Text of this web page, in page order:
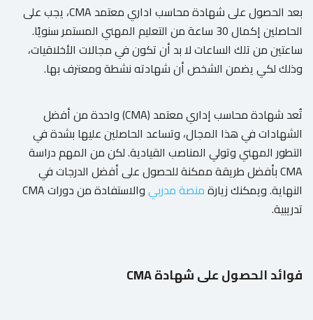
بعد الحصول على شهادة محاسب اداري معتمد CMA، يجب على
الحاصلين إكمال 30 ساعة من التعليم المهني المستمر سنويًا.
ساعتين من تلك الساعات لا بد أن تكون في مجالات الأخلاقيات،
وذلك لكي يضمن الشخص أن شهادته نشطة ومعترف بها.
تُعد شهادة محاسب إداري معتمد (CMA) واحدة من أفضل
الشهادات في هذا المجال، وتساعد الحاصلين عليها بشدة في
التطور المهني وتولي المناصب القيادية. لكن من المهم دراسة
CMA بأفضل طريقة ممكنة للحصول على أفضل الدرجات في
النهاية. ويمكنك زيارةمنصة مدربي
والاستفادة من دورات CMA
تدريبية.
فوائد الحصول على شهادة CMA